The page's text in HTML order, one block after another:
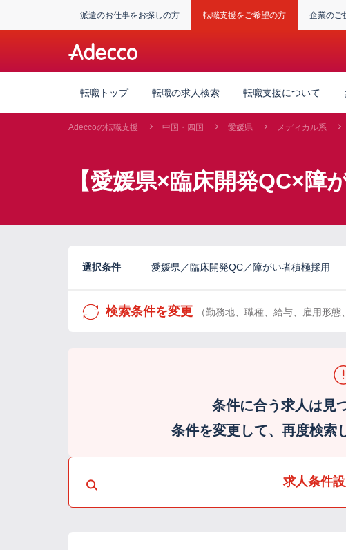
派遣のお仕事をお探しの方 転職支援をご希望の方 企業のご
転職トップ 転職の求人検索 転職支援について
Adeccoの転職支援 中国・四国 愛媛県 メディカル系
【愛媛県×臨床開発QC×障
選択条件 愛媛県／臨床開発QC／障がい者積極採用
検索条件を変更 （勤務地、職種、給与、雇用形態
条件に合う求人は見
条件を変更して、再度検索
求人条件